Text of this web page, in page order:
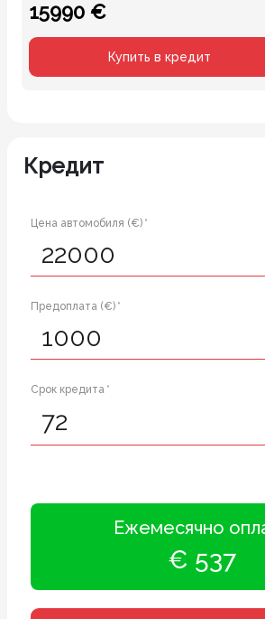
15990 €
Купить в кредит
Кредит
Цена автомобиля (€) *
Предоплата (€) *
Срок кредита *
Ежемесячно
€ 537